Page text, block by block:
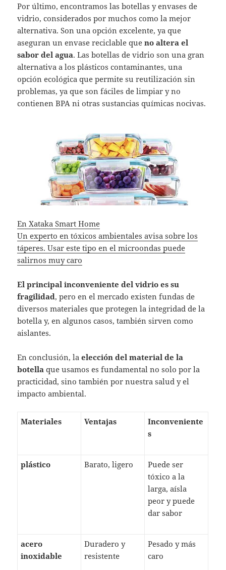
Por último, encontramos las botellas y envases de
vidrio, considerados por muchos como la mejor
alternativa. Son una opción excelente, ya que
aseguran un envase reciclable queno altera el
sabor del agua. Las botellas de vidrio son una gran
alternativa a los plásticos contaminantes, una
opción ecológica que permite su reutilización sin
problemas, ya que son fáciles de limpiar y no
contienen BPA ni otras sustancias químicas nocivas.
En Xataka Smart Home
Un experto en tóxicos ambientales avisa sobre los
táperes. Usar este tipo en el microondas puede
salirnos muy caro
El principal inconveniente del vidrio es su
fragilidad, pero en el mercado existen fundas de
diversos materiales que protegen la integridad de la
botella y, en algunos casos, también sirven como
aislantes.
En conclusión, laelección del material de la
botella que usamos es fundamental no solo por la
practicidad, sino también por nuestra salud y el
impacto ambiental.
Materiales Ventajas
Inconveniente
s
plástico Barato, ligero
Puede ser
tóxico a la
larga, aísla
peor y puede
dar sabor
acero
inoxidable
Duradero y
resistente
Pesado y más
caro